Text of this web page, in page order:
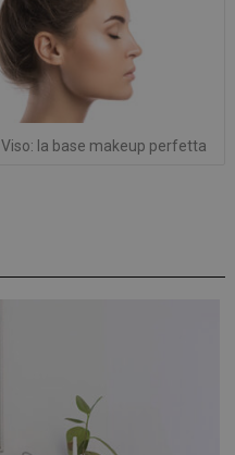
Viso: la base makeup perfetta